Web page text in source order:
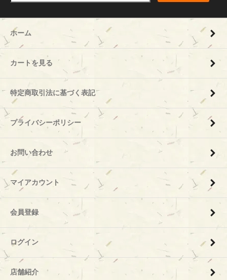
ホーム
カートを見る
特定商取引法に基づく表記
プライバシーポリシー
お問い合わせ
マイアカウント
会員登録
ログイン
店舗紹介